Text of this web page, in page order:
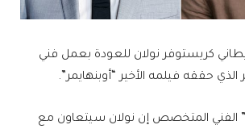
كريستوفر نولان للعودة بعمل فني
الذي حققه فيلمه الأخير “أوبنهايمر”.
الفني المتخصص إن نولان سيتعاون مع